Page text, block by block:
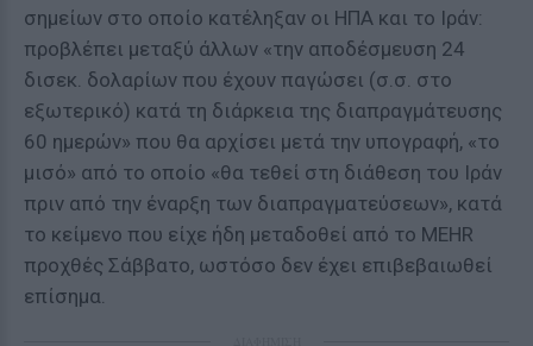
σημείων στο οποίο κατέληξαν οι ΗΠΑ και το Ιράν:
προβλέπει μεταξύ άλλων «την αποδέσμευση 24
δισεκ. δολαρίων που έχουν παγώσει (σ.σ. στο
εξωτερικό) κατά τη διάρκεια της διαπραγμάτευσης
60 ημερών» που θα αρχίσει μετά την υπογραφή, «το
μισό» από το οποίο «θα τεθεί στη διάθεση του Ιράν
πριν από την έναρξη των διαπραγματεύσεων», κατά
το κείμενο που είχε ήδη μεταδοθεί από το MEHR
προχθές Σάββατο, ωστόσο δεν έχει επιβεβαιωθεί
επίσημα.